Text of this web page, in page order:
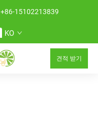
+86-15102213839
KO
견적 받기